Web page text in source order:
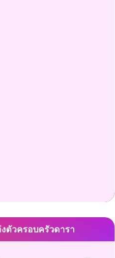
งตัวครอบครัวดารา